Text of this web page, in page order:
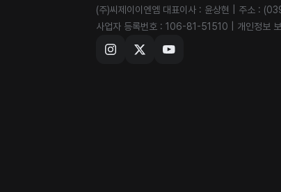
(주)씨제이이엔엠 대표이사 : 윤상현
주소 :
사업자 등록번호 : 106-81-51510
개인정보